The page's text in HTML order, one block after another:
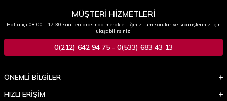
MÜŞTERİ HİZMETLERİ
Hafta içi 08:00 - 17:30 saatleri arasında merak ettiğiniz tüm sorular ve siparişleriniz için
ulaşabilirsiniz.
0(212) 642 94 75 - 0(533) 683 43 13
ÖNEMLİ BİLGİLER
HIZLI ERİŞİM